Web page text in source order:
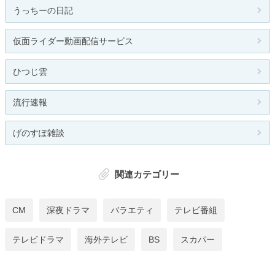
うっちーの日記
仮面ライダー動画配信サービス
ひつじ雲
流行速報
げのすぽ雑談
関連カテゴリー
CM 深夜ドラマ バラエティ テレビ番組
テレビドラマ 海外テレビ BS スカパー